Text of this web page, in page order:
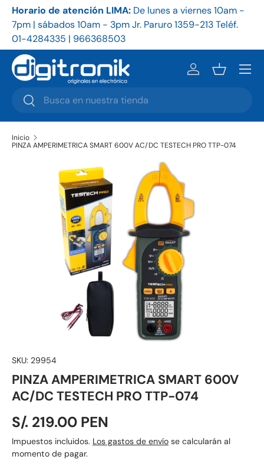
Ir al contenido
Horario de atención LIMA: De lunes a viernes 10am -
7pm | sábados 10am - 3pm Jr. Paruro 1359-213 Teléf.
01-4284335 | 966368503
Buscar
Buscar
Iniciar sesión
Cesta
Menú
Inicio
PINZA AMPERIMETRICA SMART 600V AC/DC TESTECH PRO TTP-074
SKU: 29954
PINZA AMPERIMETRICA SMART 600V
AC/DC TESTECH PRO TTP-074
S/. 219.00 PEN
Impuestos incluidos. Los gastos de envío se calcularán al
momento de pagar.